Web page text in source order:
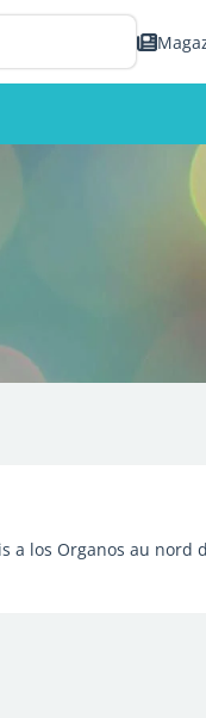
a los Organos au nord